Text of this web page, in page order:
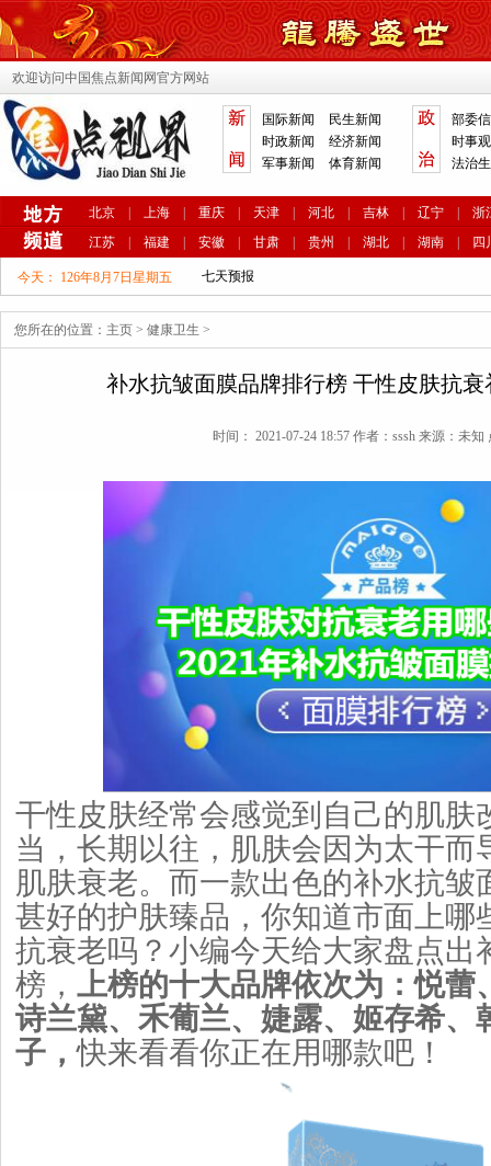
欢迎访问中国焦点新闻网官方网站
国际新闻
民生新闻
时政新闻
经济新闻
军事新闻
体育新闻
部委
时事
法治
北京 上海 重庆 天津 河北 吉林 辽宁
浙
江苏
福建 安徽 甘肃 贵州 湖北 湖南 四
今天： 126年8月7日星期五
您所在的位置： 主页 > 健康卫生 >
补水抗皱面膜品牌排行榜 干性皮肤抗
时间： 2021-07-24 18:57 作者：sssh 来源：未
干性皮肤经常会感觉到自己的肌肤
当，长期以往，肌肤会因为太干而
肌肤衰老。而一款出色的补水抗皱
甚好的护肤臻品，你知道市面上哪
抗衰老吗？小编今天给大家盘点出
榜， 上榜的十大品牌依次为：悦蕾
诗兰黛、禾葡兰、婕露、姬存希、
子，快来看看你正在用哪款吧！